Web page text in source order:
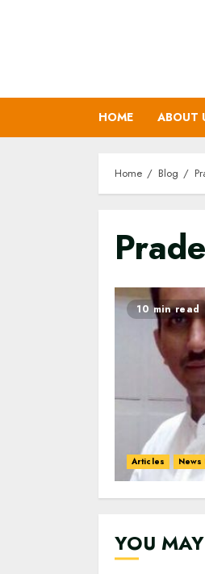
HOME ABOUT
Home Blog
10 min read
Articles
YOU